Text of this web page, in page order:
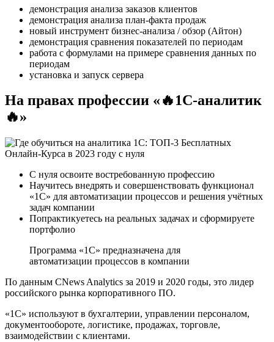
демонстрация анализа заказов клиентов
демонстрация анализа план-факта продаж
новый инструмент бизнес-анализа / обзор (Айтон)
демонстрация сравнения показателей по периодам
работа с формулами на примере сравнения данных по
периодам
установка и запуск сервера
На правах профессии «🔥1C-аналитик
🔥»
С нуля освоите востребованную профессию
Научитесь внедрять и совершенствовать функционал
«1С» для автоматизации процессов и решения учётных
задач компании
Попрактикуетесь на реальных задачах и сформируете
портфолио
Программа «1С» предназначена для
автоматизации процессов в компании
По данным CNews Analytics за 2019 и 2020 годы, это лидер
российского рынка корпоративного ПО.
«1С» используют в бухгалтерии, управлении персоналом,
документообороте, логистике, продажах, торговле,
взаимодействии с клиентами.